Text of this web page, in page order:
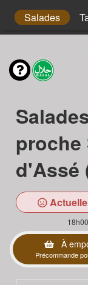
Salades
proche
d'Assé
À
Précommande